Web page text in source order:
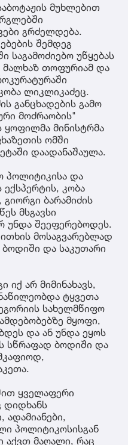
მუხლებით
გრძელდება.
შემდეგ
საგამოძიებო უწყებას
მალხაზ თოფურიამ და
ლიკლიკაძეც.
განცხადების გამო
მოძრაობის"
მინისტრმა
ომში
დაადანაშაულა.
პოლიტიკისა და
კობა
ბარამიძის
მსგავსი
უნდა შეეფერებოდეს.
მოსაგვარებლად
და საკუთარი
იქ არ მიმინახავს,
ტყვეთა
სახელმწიფო
მყოფი,
და ან უნდა ეყოს
სწრაფად ბოდიში და
ყველაფერი
დიდხანს
პოლიტიკოსისგან
აქვთ მაღალი, რაც